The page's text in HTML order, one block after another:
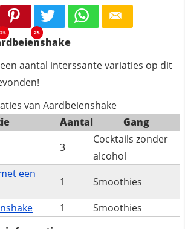
25 25
aantal interssante variaties op dit
van Aardbeienshake
Aantal
Gang
3
Cocktails zonder
alcohol
een
1
Smoothies
1
Smoothies